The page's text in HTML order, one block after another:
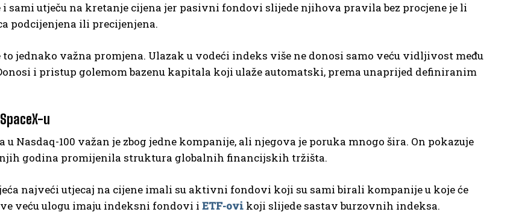
i sami utječu na kretanje cijena jer pasivni fondovi slijede njihova pravila bez procjene je li
podcijenjena ili precijenjena.
to jednako važna promjena. Ulazak u vodeći indeks više ne donosi samo veću vidljivost među
i pristup golemom bazenu kapitala koji ulaže automatski, prema unaprijed definiranim
u
u Nasdaq-100 važan je zbog jedne kompanije, ali njegova je poruka mnogo šira. On pokazuje
godina promijenila struktura globalnih financijskih tržišta.
najveći utjecaj na cijene imali su aktivni fondovi koji su sami birali kompanije u koje će
veću ulogu imaju indeksni fondovi i ETF-ovi koji slijede sastav burzovnih indeksa.